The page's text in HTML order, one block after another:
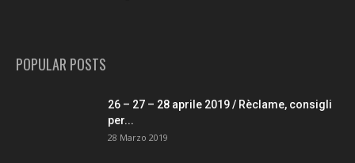
POPULAR POSTS
26 – 27 – 28 aprile 2019 / Rèclame, consigli
per...
28 Marzo 2019